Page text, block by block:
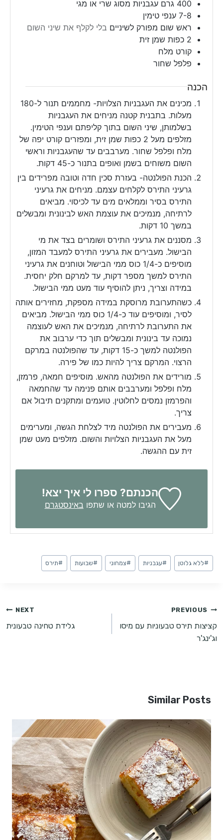
400 גרם עגבניות מסוג שרי או מגי
7-8 ענפי טימין
ראש שום מפורק לשיניים בלי לקלף את שיני השום
2 כפות שמן זית
קורט מלח
פלפל שחור
הכנה
מכינים את העגבניות הצלויות- מחממים תנור ל-180
מעלות. בתבנית קטנה מניחים את העגבניות
בשלמותן, שיני השום בתוך קליפתם וענפי הטימין.
מזלפים מעל 2 כפות שמן זית, ומפזרים קורט יפה של
מלח ופלפל שחור. מערבבים עד שהעגבניות וראשי
השום משוחים בשמן ואופים בתנור כ-45 דקות.
הכנת הפולנטה- בעזרת סכין חדה וטובה מפרידים בין
גרעיני התירס לקלחים עצמם. מניחים את גרעיני
התירס בסיר וממלאים מים עד לכיסוי. מביאים
לרתיחה, מנמיכים את עוצמת האש לבינונית ומבשלים
במשך 10 דקות.
מסננים את גרעיני התירס ושומרים בצד את מי
הבישול. מעבירים את גרעיני התירס למעבד המזון,
מוסיפים כ-1/4 כוס ממי הבישול וטוחנים את גרעיני
התירס למשך מספר דקות, עד למרקם חלק יחסית.
במידה וצריך, ניתן להוסיף עוד מעט ממי הבישול.
כשהתערובת מרוסקת במידה מספקת, מחזירים אותה
לסיר, ומוסיפים עוד כ-1/4 כוס ממי הבישול. מביאים
את התערובת לרתיחה, מנמיכים את האש לעוצמה
נמוכה עד בינונית ומבשלים תוך כדי ערבוב את
הפולנטה למשך כ-15 דקות, עד שהפולנטה במרקם
הרצוי. המרקם צריך להיות כמו של פירה.
מורידים את הפולנטה מהאש. מוסיפים חמאה, פרמזן,
מלח ופלפל ומערבבים אותם פנימה עד שהחמאה
והפרמזן נמסים לחלוטין. טועמים ומתקנים תיבול אם
צריך.
מעבירים את הפולנטה מיד לצלחת הגשה, ומערימים
מעל את העגבניות הצלויות והשום. מזלפים מעט שמן
זית עם ההגשה.
הכנתם? ספרו לי איך יצא!
הגיבו למטה או שתפו באינסטגרם
Post
Tags:
#ללא גלוטן #עגבניות #צמחוני #שבועות #תירס
ניווטPREVIOUS
קציצות תירס טבעוניות עם מיסו
וג'ינג'ר
NEXT
גלידת טחינה טבעונית
Similar Posts